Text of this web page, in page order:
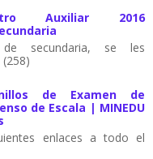
Auxiliar 2016
secundaria, se les
de Examen de
de Escala | MINEDU
enlaces a todo el